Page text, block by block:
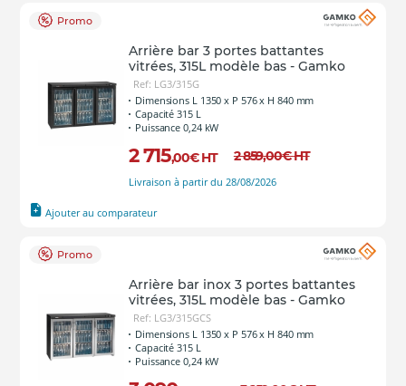
Promo
Arrière bar 3 portes battantes
vitrées, 315L modèle bas - Gamko
Ref: LG3/315G
Dimensions L 1350 x P 576 x H 840 mm
Capacité 315 L
Puissance 0,24 kW
2 715,00€ HT 2 859,00€HT
Livraison à partir du 28/08/2026
Ajouter au comparateur
Promo
Arrière bar inox 3 portes battantes
vitrées, 315L modèle bas - Gamko
Ref: LG3/315GCS
Dimensions L 1350 x P 576 x H 840 mm
Capacité 315 L
Puissance 0,24 kW